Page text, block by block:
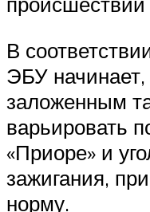
В
ЭБУ начинает,
заложенным
варьировать
«Приоре» и
зажигания,
норму.